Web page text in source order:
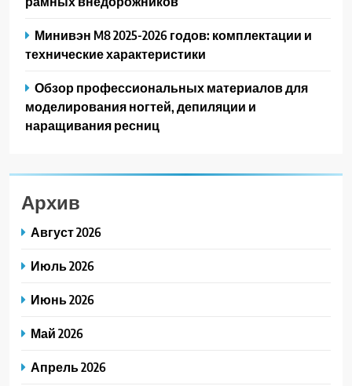
Минивэн M8 2025-2026 годов: комплектации и
технические характеристики
Обзор профессиональных материалов для
моделирования ногтей, депиляции и
наращивания ресниц
Архив
Август 2026
Июль 2026
Июнь 2026
Май 2026
Апрель 2026